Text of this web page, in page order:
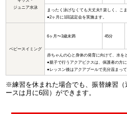
ジュニア水泳
まったく泳げなくても大丈夫!! 楽しく、こ
●2ヶ月に1回認定会を実施ます。
ベビースイミング
6ヶ月〜3歳未満 45分
赤ちゃんの心と身体の発育に向けて、水を
●親子で行うアクアビクスは、保護者の方
●レッスン後はアクアプールで充分温まって
※練習を休まれた場合でも、振替練習（
ースは月に6回）ができます。